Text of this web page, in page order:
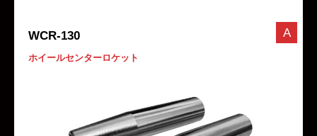
WCR-130
ホイールセンターロケット
A